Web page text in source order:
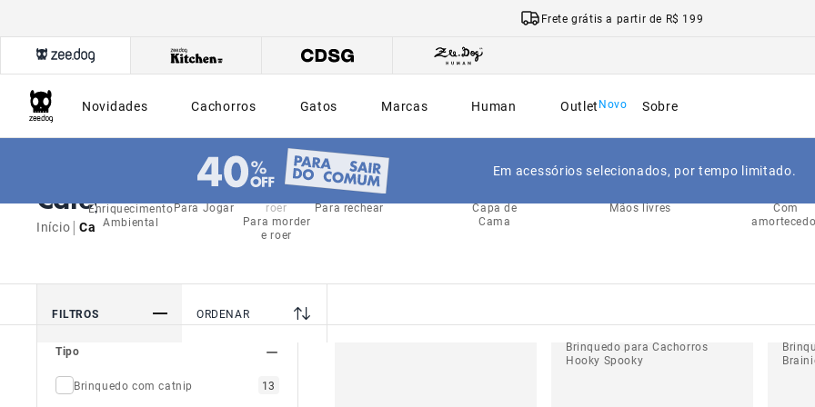
Frete grátis a partir de R$ 199
Novidades Cachorros Gatos Marcas Human Outlet Sobre
Em acessórios selecionados, por tempo limitado.
Categorias
Início |Categorias
Enriquecimento
Ambiental
Para Jogar
Para morder
e roer
Para rechear
Capa de
Cama
Mãos livres
Com
FILTROS ORDENAR
Tipo
Brinquedo com catnip
13
Brinquedo para Cachorros
Hooky Spooky